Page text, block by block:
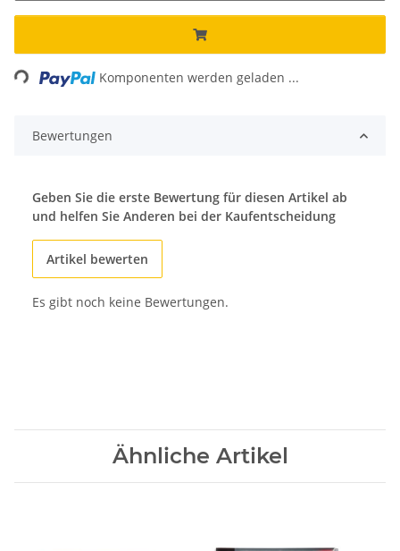
Komponenten werden geladen ...
Bewertungen
Geben Sie die erste Bewertung für diesen Artikel ab
und helfen Sie Anderen bei der Kaufentscheidung
Artikel bewerten
Es gibt noch keine Bewertungen.
Ähnliche Artikel